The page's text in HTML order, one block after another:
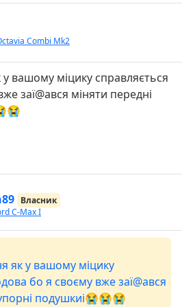
Combi Mk2
вашому міцику справляється
заї@ався міняти передні
Власник
C-Max I
як у вашому міцику
бо я своєму вже заї@ався
подушкиі😭😭😭